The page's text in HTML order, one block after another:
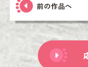
前の作品へ